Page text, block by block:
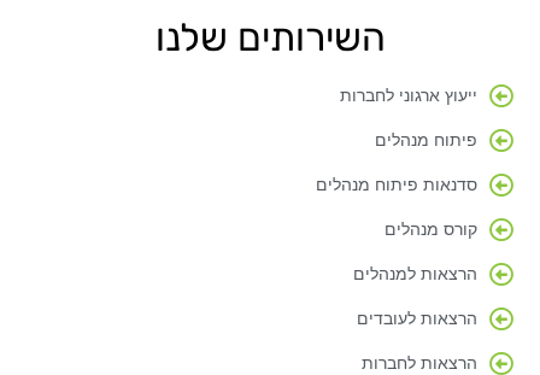
השירותים שלנו
ייעוץ ארגוני לחברות
פיתוח מנהלים
סדנאות פיתוח מנהלים
קורס מנהלים
הרצאות למנהלים
הרצאות לעובדים
הרצאות לחברות